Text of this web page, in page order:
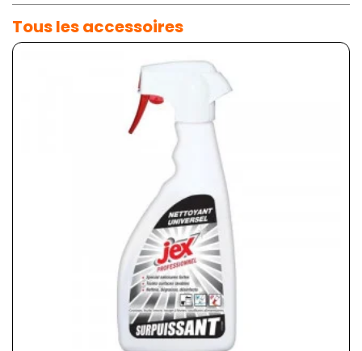
Tous les accessoires